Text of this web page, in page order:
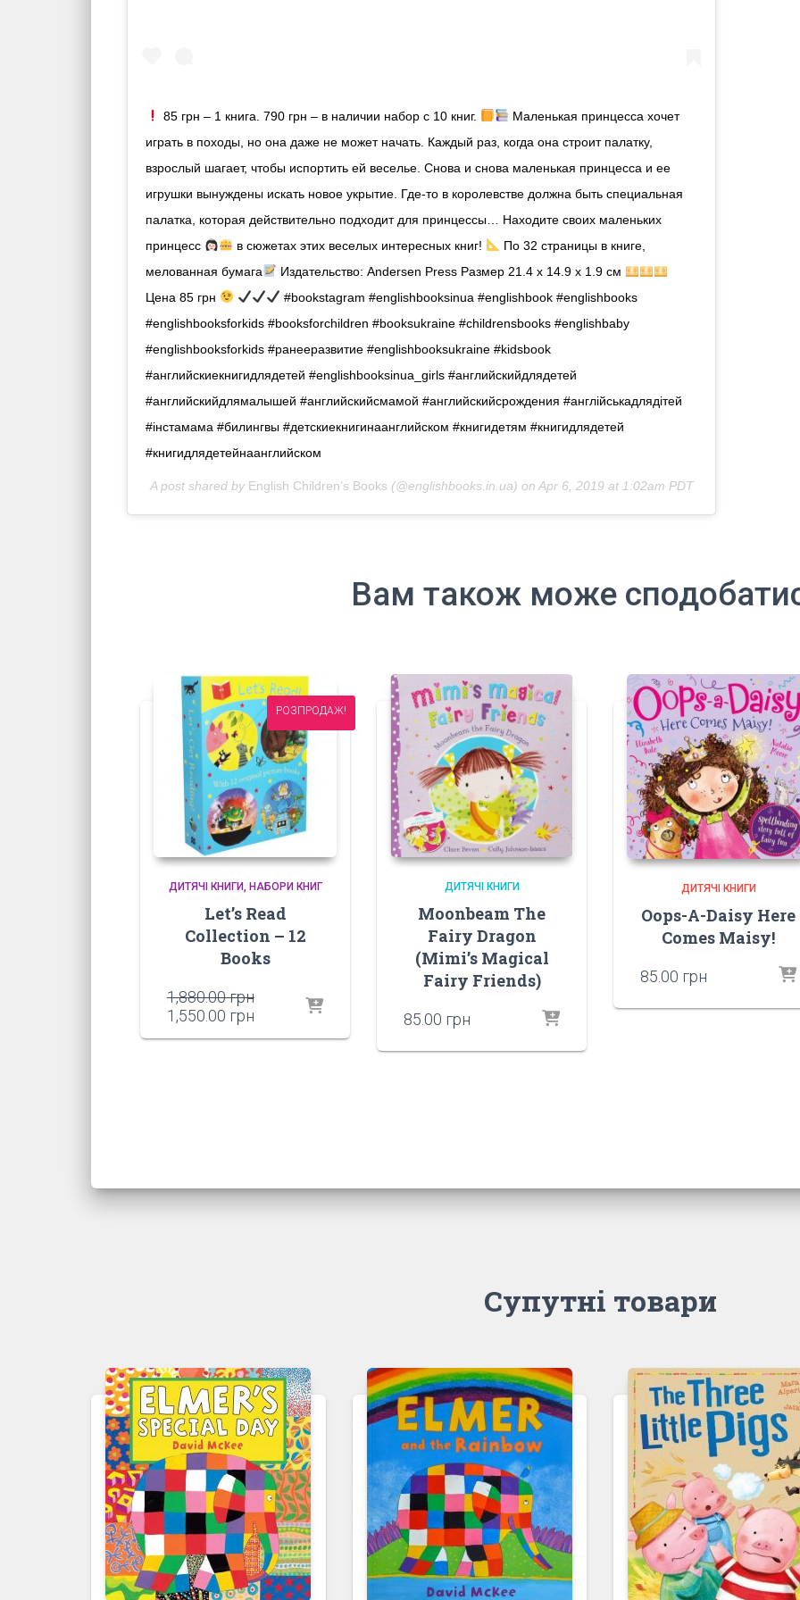
85 грн – 1 книга. 790 грн – в наличии набор с 10 книг.
Маленькая принцесса хочет
играть в походы, но она даже не может начать. Каждый раз, когда она строит палатку,
взрослый шагает, чтобы испортить ей веселье. Снова и снова маленькая принцесса и ее
игрушки вынуждены искать новое укрытие. Где-то в королевстве должна быть специальная
палатка, которая действительно подходит для принцессы… Находите своих маленьких
принцесс
в сюжетах этих веселых интересных книг!
По 32 страницы в книге,
мелованная бумага
Издательство: Andersen Press Размер 21.4 x 14.9 x 1.9 см
Цена 85 грн
#bookstagram #englishbooksinua #englishbook #englishbooks
#englishbooksforkids #booksforchildren #booksukraine #childrensbooks #englishbaby
#englishbooksforkids #ранееразвитие #englishbooksukraine #kidsbook
#английскиекнигидлядетей #englishbooksinua_girls #английскийдлядетей
#английскийдлямалышей #английскийсмамой #английскийсрождения #англійськадлядітей
#iнстамама #билингвы #детскиекнигинаанглийском #книгидетям #книгидлядетей
#книгидлядетейнаанглийском
A post shared by English Children’s Books (@englishbooks.in.ua) on Apr 6, 2019 at 1:02am PDT
Вам також може
РОЗПРОДАЖ!
ДИТЯЧІ КНИГИ НАБОРИ КНИГ
Let’s Read
Collection – 12
Books
1,880.00грнОригінальна
1,550.00 грн Поточна
ДИТЯЧІ КНИГИ
Moonbeam The
Fairy Dragon
(Mimi’s Magical
Fairy Friends)
85.00 грн
ДИТЯЧІ КНИГИ
Oops-A-Daisy Here
Comes Maisy!
85.00 грн
Супутні товари